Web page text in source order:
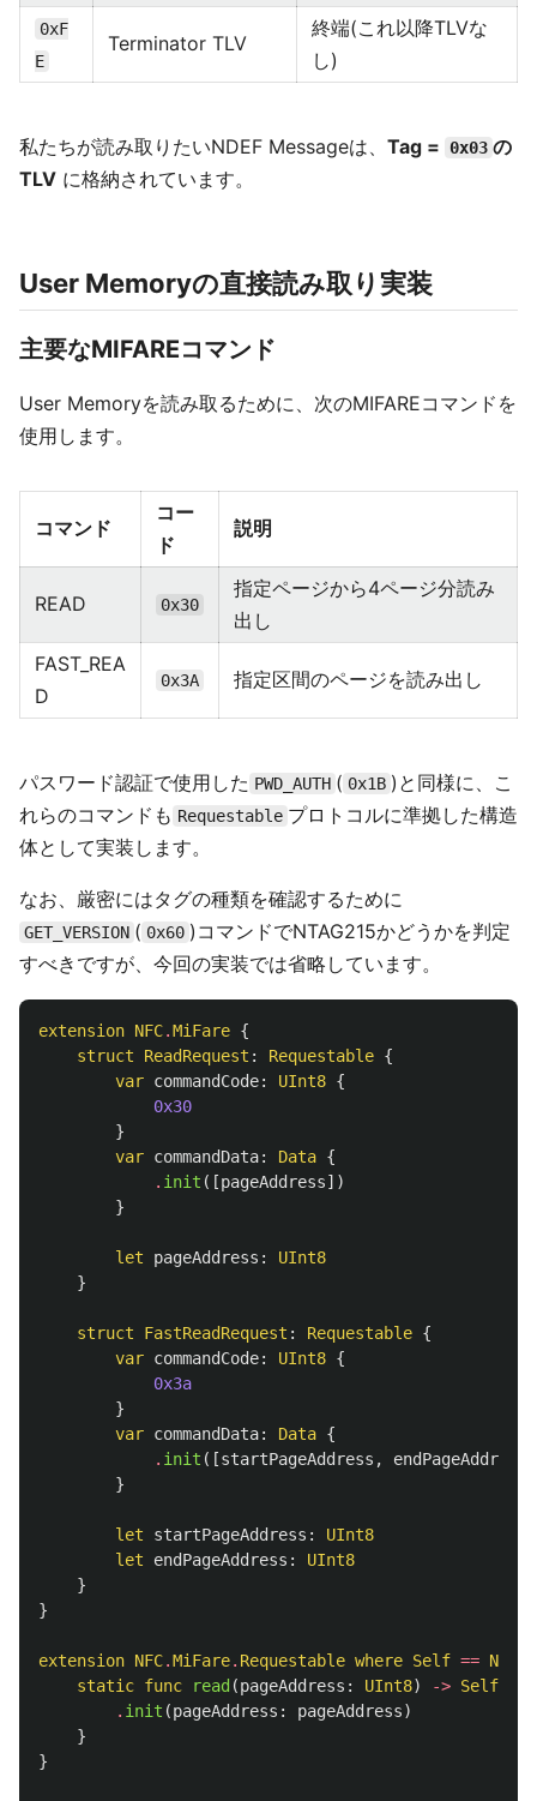
0xF
E
Terminator TLV
終端(これ以降TLVな
し)
私たちが読み取りたいNDEF Messageは、 Tag = 0x03 の
TLV に格納されています。
User Memoryの直接読み取り実装
主要なMIFAREコマンド
User Memoryを読み取るために、次のMIFAREコマンドを
使用します。
コマンド
コー
ド
説明
READ 0x30
指定ページから4ページ分読み
出し
FAST_REA
D
0x3A 指定区間のページを読み出し
パスワード認証で使用した PWD_AUTH ( 0x1B )と同様に、こ
れらのコマンドも Requestable プロトコルに準拠した構造
体として実装します。
なお、厳密にはタグの種類を確認するために
GET_VERSION ( 0x60 )コマンドでNTAG215かどうかを判定
すべきですが、今回の実装では省略しています。
extension NFC.MiFare {
struct
ReadRequest : Requestable {
var commandCode: UInt8 {
0x30
}
var commandData: Data {
. init ([pageAddress])
}
let pageAddress :
UInt8
}
struct FastReadRequest : Requestable {
var commandCode: UInt8 {
0x3a
}
var commandData: Data {
. init ([startPageAddress , endPageAddress
}
let startPageAddress :
UInt8
let
endPageAddress :
UInt8
}
}
extension NFC.MiFare. Requestable where Self == NFC
static func read (pageAddress : UInt8) -> Self
. init (pageAddress : pageAddress)
}
}